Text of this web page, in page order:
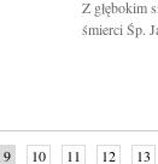
Z głębokim
śmierci Śp.
9 10 11 12 13